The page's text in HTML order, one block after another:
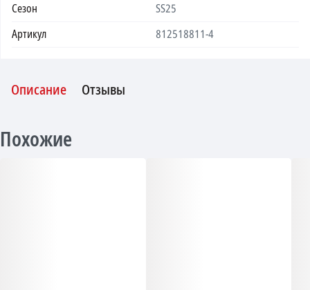
Сезон
SS25
Артикул
812518811-4
Описание Отзывы
Похожие